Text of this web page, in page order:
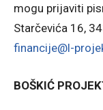
mogu prijaviti
Starčevića 16,
financije@l-
BOŠKIĆ